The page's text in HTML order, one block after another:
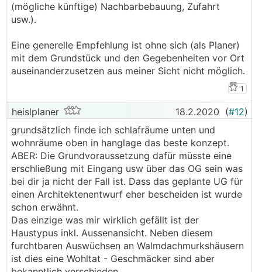
(mögliche künftige) Nachbarbebauung, Zufahrt
usw.).
Eine generelle Empfehlung ist ohne sich (als Planer)
mit dem Grundstück und den Gegebenheiten vor Ort
auseinanderzusetzen aus meiner Sicht nicht möglich.
1
heislplaner 18.2.2020 (#12)
grundsätzlich finde ich schlafräume unten und
wohnräume oben in hanglage das beste konzept.
ABER: Die Grundvoraussetzung dafür müsste eine
erschließung mit Eingang usw über das OG sein was
bei dir ja nicht der Fall ist. Dass das geplante UG für
einen Architektenentwurf eher bescheiden ist wurde
schon erwähnt.
Das einzige was mir wirklich gefällt ist der
Haustypus inkl. Aussenansicht. Neben diesem
furchtbaren Auswüchsen an Walmdachmurkshäusern
ist dies eine Wohltat - Geschmäcker sind aber